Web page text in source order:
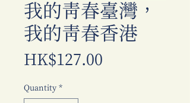
我的青春臺灣，
我的青春香港
HK$127.00
Quantity *